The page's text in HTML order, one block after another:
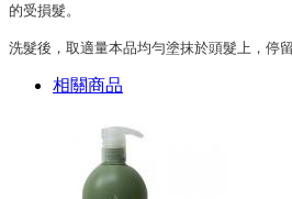
的受損髮 。
洗髮後，取適量本品均勻塗抹於頭髮上，停
相關商品